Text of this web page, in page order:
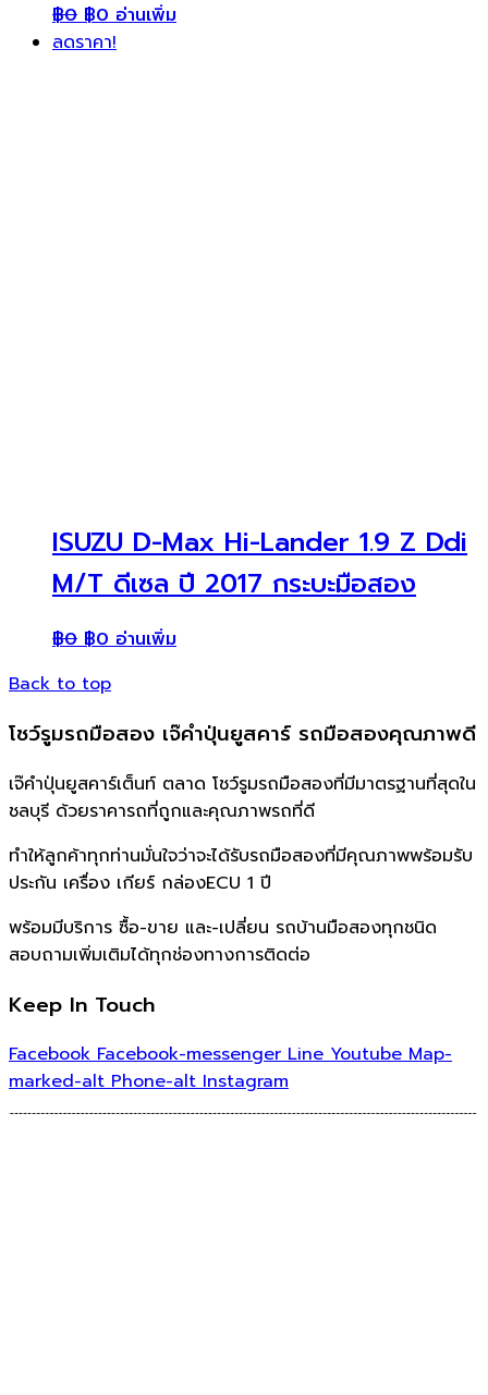
฿0 ฿0 อ่านเพิ่ม
ลดราคา!
ISUZU D-Max Hi-Lander 1.9 Z Ddi
M/T ดีเซล ปี 2017 กระบะมือสอง
฿0 ฿0 อ่านเพิ่ม
Back to top
โชว์รูมรถมือสอง เจ๊คำปุ่นยูสคาร์ รถมือสองคุณภาพดี
เจ๊คำปุ่นยูสคาร์เต็นท์ ตลาด โชว์รูมรถมือสองที่มีมาตรฐานที่สุดใน
ชลบุรี ด้วยราคารถที่ถูกและคุณภาพรถที่ดี
ทำให้ลูกค้าทุกท่านมั่นใจว่าจะได้รับรถมือสองที่มีคุณภาพพร้อมรับ
ประกัน เครื่อง เกียร์ กล่องECU 1 ปี
พร้อมมีบริการ ซื้อ-ขาย และ-เปลี่ยน รถบ้านมือสองทุกชนิด
สอบถามเพิ่มเติมได้ทุกช่องทางการติดต่อ
Keep In Touch
Facebook Facebook-messenger Line Youtube Map-
marked-alt Phone-alt Instagram